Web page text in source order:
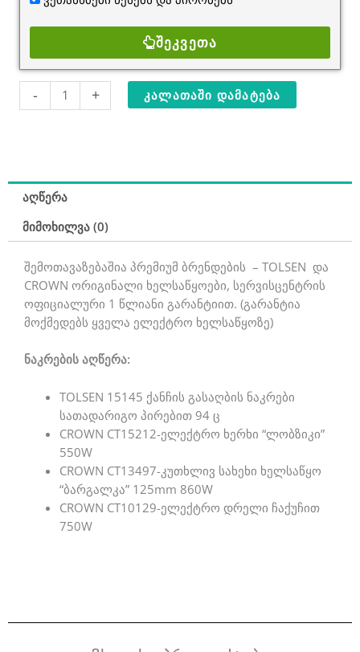
ᲨᲔᲙᲕᲔᲗᲐ
-
რაოდენობა:
კომბო
+ ᲙᲐᲚᲐᲗᲐᲨᲘ ᲓᲐᲛᲐᲢᲔᲑᲐ
აღწერა
მიმოხილვა (0)
შემოთავაზებაშია პრემიუმ ბრენდების – TOLSEN და
CROWN ორიგინალი ხელსაწყოები, სერვისცენტრის
ოფიციალური 1 წლიანი გარანტიით. (გარანტია
მოქმედებს ყველა ელექტრო ხელსაწყოზე)
ნაკრების აღწერა:
TOLSEN 15145 ქანჩის გასაღბის ნაკრები
სათადარიგო პირებით 94 ც
CROWN CT15212-ელექტრო ხერხი “ლობზიკი”
550W
CROWN CT13497-კუთხლივ სახეხი ხელსაწყო
“ბარგალკა” 125mm 860W
CROWN CT10129-ელექტრო დრელი ჩაქუჩით
750W